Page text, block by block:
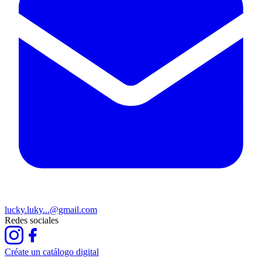
lucky.luky...@gmail.com
Redes sociales
Créate un catálogo digital